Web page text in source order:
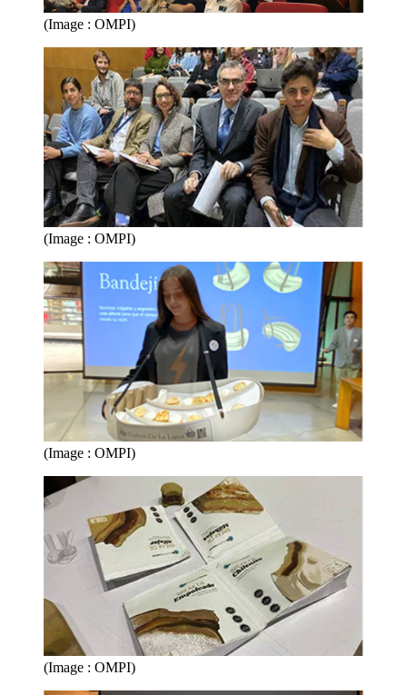
(Image : OMPI)
(Image : OMPI)
(Image : OMPI)
(Image : OMPI)